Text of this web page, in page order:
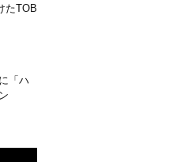
たTOB
「ハ